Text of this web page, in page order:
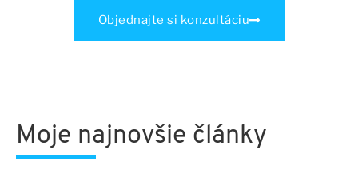
Objednajte si konzultáciu
Moje najnovšie články